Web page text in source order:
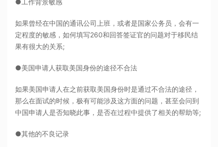
如果曾经在中国的通讯公司上班，或者是国家公务员，会有一
定程度的敏感，如何填写260和回答签证官的问题对于移民结
果有很大的关系;
●美国申请人获取美国身份的途径不合法
如果美国申请人在之前获取美国身份时是通过不合法的途径，
那么在面试的时候，极有可能涉及这方面的问题，甚至会问到
中国申请人是否知晓此事，是否在过程中提供了相关的帮助等;
●其他的不良记录